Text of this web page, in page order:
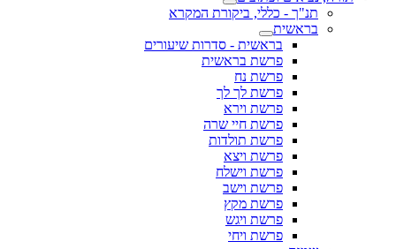
תנ"ך - כללי, ביקורת המקרא
בראשית
בראשית - סדרות שיעורים
פרשת בראשית
פרשת נח
פרשת לך לך
פרשת וירא
פרשת חיי שרה
פרשת תולדות
פרשת ויצא
פרשת וישלח
פרשת וישב
פרשת מקץ
פרשת ויגש
פרשת ויחי